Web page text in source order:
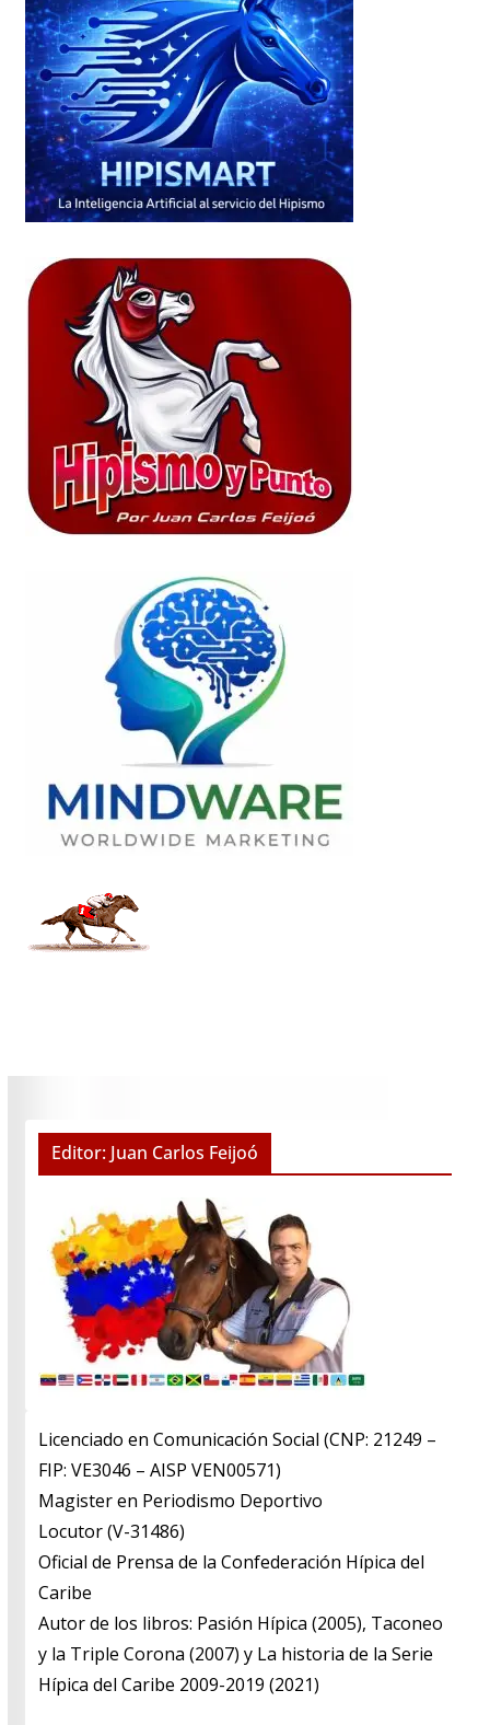
Editor: Juan Carlos Feijoó
Licenciado en Comunicación Social (CNP: 21249 –
FIP: VE3046 – AISP VEN00571)
​Magister en Periodismo Deportivo
​Locutor (V-31486)
​Oficial de Prensa de la Confederación Hípica del
Caribe
​Autor de los libros: Pasión Hípica (2005), Taconeo
y la Triple Corona (2007) y La historia de la Serie
Hípica del Caribe 2009-2019 (2021)